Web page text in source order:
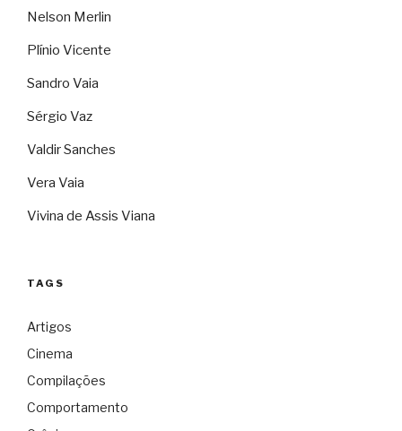
Nelson Merlin
Plínio Vicente
Sandro Vaia
Sérgio Vaz
Valdir Sanches
Vera Vaia
Vivina de Assis Viana
TAGS
Artigos
Cinema
Compilações
Comportamento